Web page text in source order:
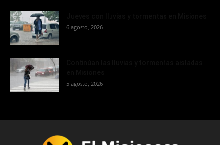
6 agosto, 2026
5 agosto, 2026